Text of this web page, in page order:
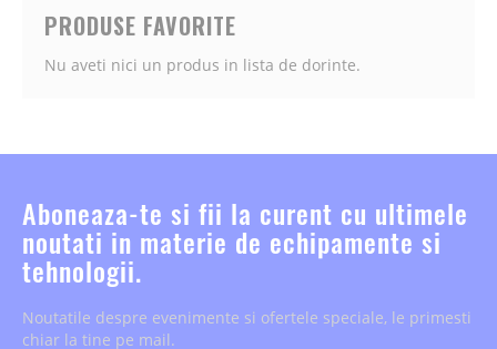
PRODUSE FAVORITE
Nu aveti nici un produs in lista de dorinte.
Aboneaza-te si fii la curent cu ultimele
noutati in materie de echipamente si
tehnologii.
Noutatile despre evenimente si ofertele speciale, le primesti
chiar la tine pe mail.